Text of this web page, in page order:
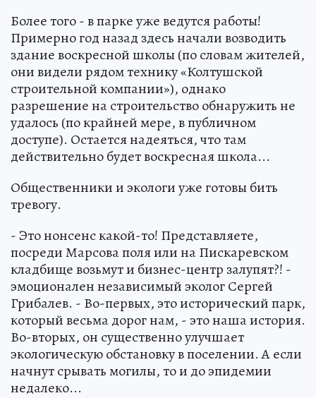
Более того - в парке уже ведутся работы!
Примерно год назад здесь начали возводить
здание воскресной школы (по словам жителей,
они видели рядом технику «Колтушской
строительной компании»), однако
разрешение на строительство обнаружить не
удалось (по крайней мере, в публичном
доступе). Остается надеяться, что там
действительно будет воскресная школа...
Общественники и экологи уже готовы бить
тревогу.
- Это нонсенс какой-то! Представляете,
посреди Марсова поля или на Пискаревском
кладбище возьмут и бизнес-центр залупят?! -
эмоционален независимый эколог Сергей
Грибалев. - Во-первых, это исторический парк,
который весьма дорог нам, - это наша история.
Во-вторых, он существенно улучшает
экологическую обстановку в поселении. А если
начнут срывать могилы, то и до эпидемии
недалеко...